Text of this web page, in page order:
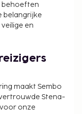
Gasten
halen bij de
08.30 uur tot
te
EUR 1.93 per
behoeften
belangrijke
en
maakt Sembo
Stena-
onze